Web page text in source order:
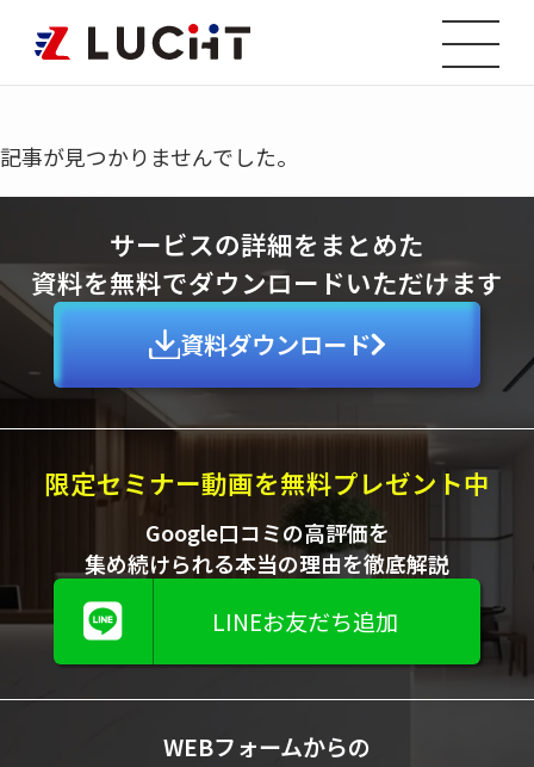
未分類 – category –
記事が見つかりませんでした。
サービスの詳細をまとめた
資料を無料でダウンロードいただけます
資料ダウンロード
限定セミナー動画を無料プレゼント中
Google口コミの高評価を
集め続けられる本当の理由を徹底解説
LINEお友だち追加
WEBフォームからの